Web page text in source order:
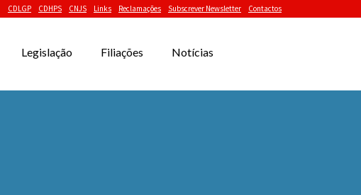
CDLGP CDHPS CNJS Links Reclamações Subscrever Newsletter Contactos
Legislação Filiações Notícias